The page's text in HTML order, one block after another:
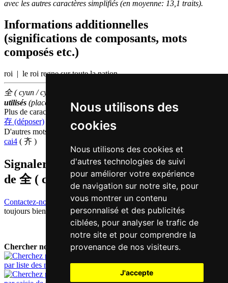
Nous utilisons des
cookies
Nous utilisons des cookies et
d'autres technologies de suivi
pour améliorer votre expérience
de navigation sur notre site, pour
vous montrer un contenu
personnalisé et des publicités
ciblées, pour analyser le trafic de
notre site et pour comprendre la
provenance de nos visiteurs.
J'accepte
avec les autres caractères simplifiés (en moyenne: 13,1 traits).
Informations additionnelles
(significations de composants, mots
composés etc.)
roi | le roi regne sur toute la nation
全 ( cyun / cyun4 ) fait partie des
utilisés (place parmi les caractères individuels )
Plus de caractères qui se prononcentcyun4 en chinois
存 (déposer)
泉 (printemps) , 传 (biographie)
D'autres mots qui signifientensemble en chinois
cai4 ( 齐 )
Signaler traduction fausse ou manquante
de 全 ( cyun / cyun4 )
Contactez-nous!
Votre feedback et critique constructive seront
toujours bienvenus.
Chercher nouveau mot:
par liste des mots